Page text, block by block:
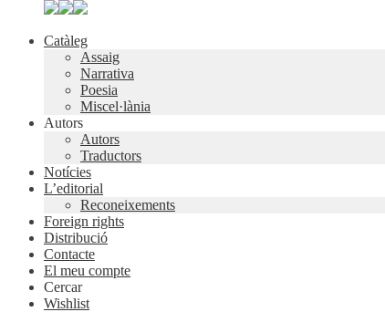
Catàleg
Assaig
Narrativa
Poesia
Miscel·lània
Autors
Autors
Traductors
Notícies
L’editorial
Reconeixements
Foreign rights
Distribució
Contacte
El meu compte
Cercar
Wishlist